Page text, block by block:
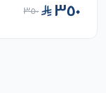
٣٥٠ ٣٥٠